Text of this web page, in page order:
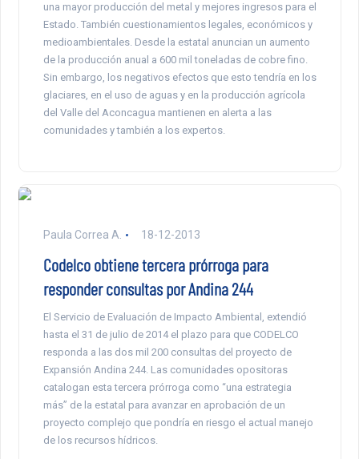
una mayor producción del metal y mejores ingresos para el
Estado. También cuestionamientos legales, económicos y
medioambientales. Desde la estatal anuncian un aumento
de la producción anual a 600 mil toneladas de cobre fino.
Sin embargo, los negativos efectos que esto tendría en los
glaciares, en el uso de aguas y en la producción agrícola
del Valle del Aconcagua mantienen en alerta a las
comunidades y también a los expertos.
Paula Correa A. 18-12-2013
Codelco obtiene tercera prórroga para
responder consultas por Andina 244
El Servicio de Evaluación de Impacto Ambiental, extendió
hasta el 31 de julio de 2014 el plazo para que CODELCO
responda a las dos mil 200 consultas del proyecto de
Expansión Andina 244. Las comunidades opositoras
catalogan esta tercera prórroga como “una estrategia
más” de la estatal para avanzar en aprobación de un
proyecto complejo que pondría en riesgo el actual manejo
de los recursos hídricos.